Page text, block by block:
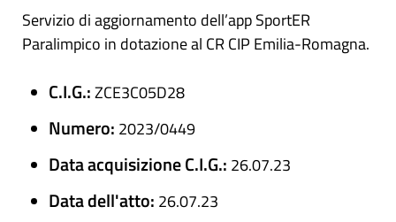
Servizio di aggiornamento dell’app SportER
Paralimpico in dotazione al CR CIP Emilia-Romagna.
C.I.G.:ZCE3C05D28
Numero: 2023/0449
Data acquisizione C.I.G.: 26.07.23
Data dell'atto: 26.07.23